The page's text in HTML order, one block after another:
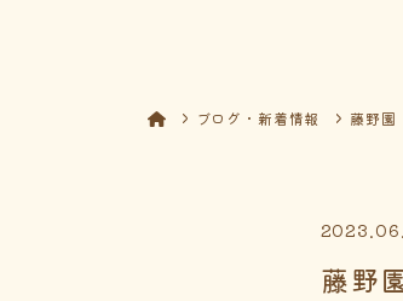
ブログ・新着情報 藤野園
藤野